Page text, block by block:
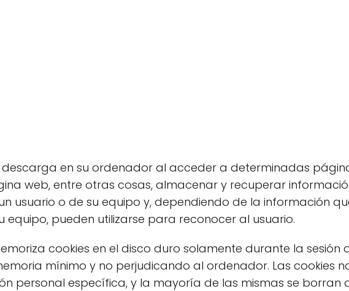
descarga en su ordenador al acceder a determinadas
web, entre otras cosas, almacenar y recuperar
usuario o de su equipo y, dependiendo de la información
equipo, pueden utilizarse para reconocer al usuario.
cookies en el disco duro solamente durante la sesión
mínimo y no perjudicando al ordenador. Las cookies
personal específica, y la mayoría de las mismas se borran